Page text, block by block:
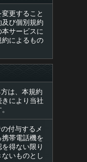
更すること
び個別規約
サービスに
約によるもの
は、本規約
により当社
付与するメ
帯電話機を
得ない限り
いものとし